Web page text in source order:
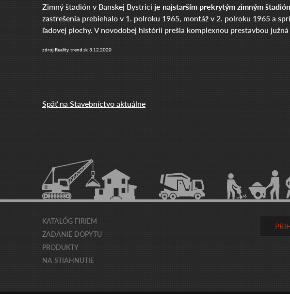
Zimný štadión v Banskej Bystrici je najstarším prekrytým zimným
zastrešenia prebiehalo v 1. polroku 1965, montáž v 2. polroku 1965 a
ľadovej plochy. V novodobej histórii prešla komplexnou prestavbou
zdroj:Reality trend.sk 3.12.2020
Späť na Stavebníctvo aktuálne
KATALÓG FIRIEM
ZADANIE DOPYTU
PRODUKTY
NA STIAHNUTIE